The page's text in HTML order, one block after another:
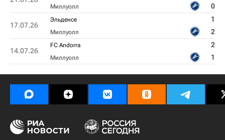
Миллуолл 0
17.07.26
Эльденсе 1
Миллуолл 2
14.07.26
FC Andorra 2
Миллуолл 1